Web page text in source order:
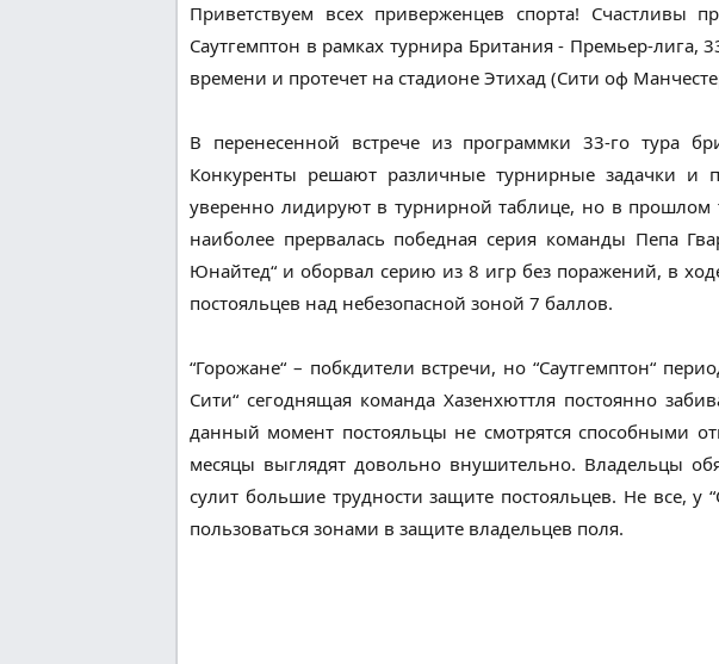
Приветствуем всех приверженцев спорта! Счастливы
Саутгемптон в рамках турнира Британия - Премьер-лига,
времени и протечет на стадионе Этихад (Сити оф
В перенесенной встрече из программки 33-го тура
Конкуренты решают различные турнирные задачки и
уверенно лидируют в турнирной таблице, но в
наиболее прервалась победная серия команды Пепа
Юнайтед“ и оборвал серию из 8 игр без поражений, в
постояльцев над небезопасной зоной 7 баллов.
“Горожане“ – побкдители встречи, но “Саутгемптон“
Сити“ сегоднящая команда Хазенхюттля постоянно
данный момент постояльцы не смотрятся способными
месяцы выглядят довольно внушительно. Владельцы
сулит большие трудности защите постояльцев. Не все, у
пользоваться зонами в защите владельцев поля.